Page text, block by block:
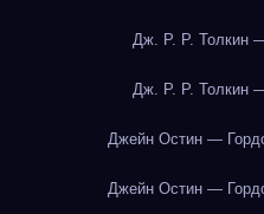
Дж. Р. Р. Толкин
Дж. Р. Р. Толкин
Джейн Остин —
Джейн Остин —